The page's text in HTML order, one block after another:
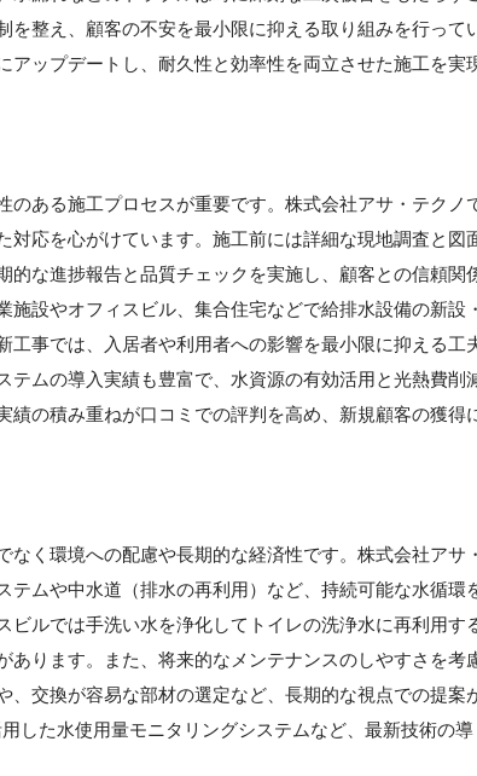
整え、顧客の不安を最小限に抑える取り組みを行って
ップデートし、耐久性と効率性を両立させた施工を実
ある施工プロセスが重要です。株式会社アサ・テクノ
応を心がけています。施工前には詳細な現地調査と図
な進捗報告と品質チェックを実施し、顧客との信頼関
設やオフィスビル、集合住宅などで給排水設備の新設・
事では、入居者や利用者への影響を最小限に抑える工
ムの導入実績も豊富で、水資源の有効活用と光熱費削
の積み重ねが口コミでの評判を高め、新規顧客の獲得
く環境への配慮や長期的な経済性です。株式会社アサ・
ムや中水道（排水の再利用）など、持続可能な水循環
ルでは手洗い水を浄化してトイレの洗浄水に再利用す
ります。また、将来的なメンテナンスのしやすさを考
、交換が容易な部材の選定など、長期的な視点での提案
した水使用量モニタリングシステムなど、最新技術の導